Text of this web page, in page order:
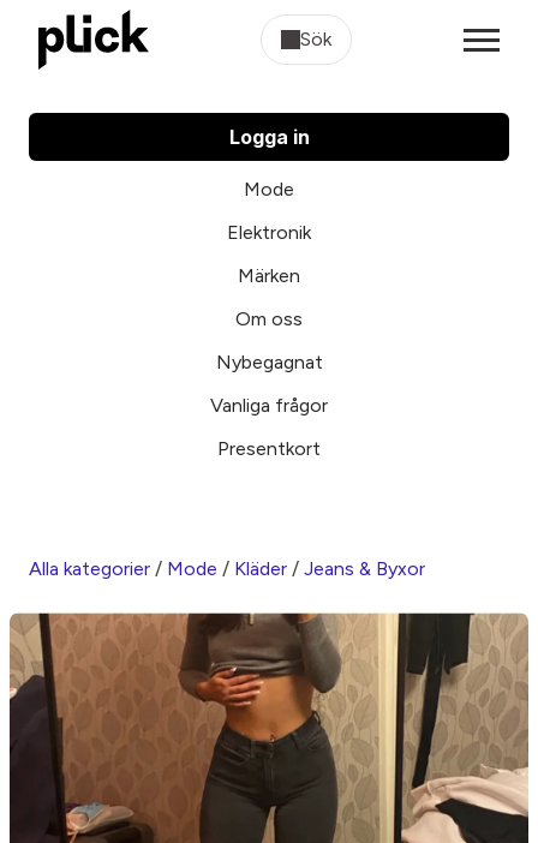
Sök
Logga in
Mode
Elektronik
Märken
Om oss
Nybegagnat
Vanliga frågor
Presentkort
Alla kategorier / Mode / Kläder / Jeans & Byxor